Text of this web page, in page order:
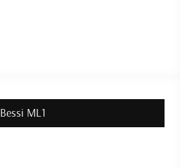
Bessi ML1